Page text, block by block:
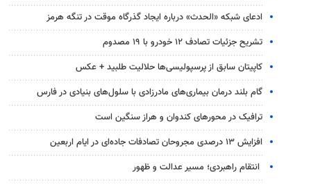
ادعای شبکه «الحدث» درباره ایجاد گذرگاه موقت در تنگه هرمز
تشریح جزئیات تصادف ۱۲ خودرو با ۱۹ مصدوم
کاپیتان سابق از پرسپولیسی‌ها حلالیت طلبید + عکس
گام بلند درمان بیماری‌های مادرزادی با سلول‌های بنیادی در فارس
ترافیک در محورهای کندوان و هراز سنگین است
افزایش ۱۳ درصدی مجروحان تصادفات جاده‌ای در ایام اربعین
انتقام راهبردی؛ مسیر عدالت و ظهور